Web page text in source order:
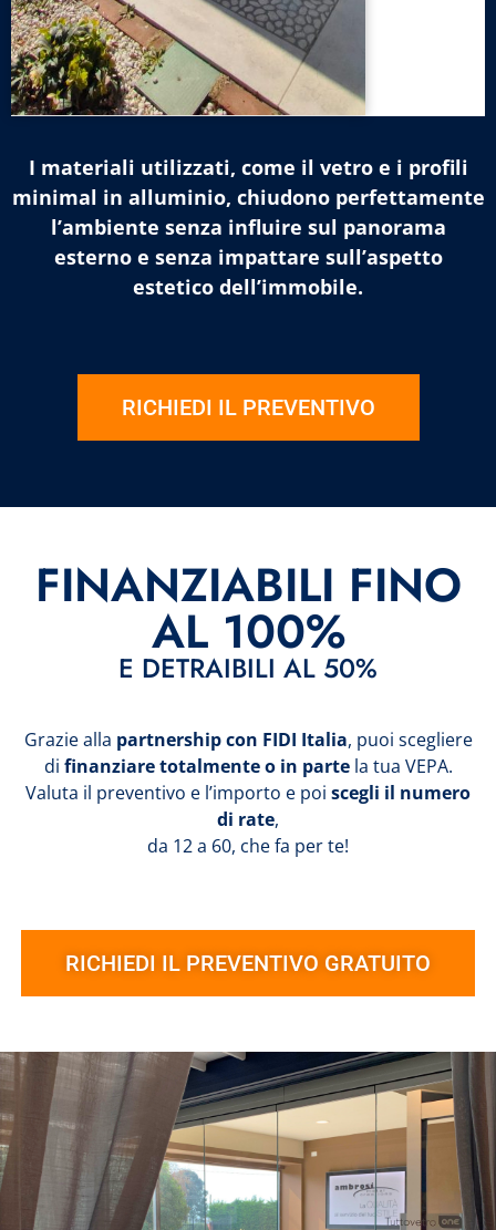
I materiali utilizzati, come il vetro e i profili
minimal in alluminio, chiudono perfettamente
l’ambiente senza influire sul panorama
esterno e senza impattare sull’aspetto
estetico dell’immobile.
RICHIEDI IL PREVENTIVO
FINANZIABILI FINO
AL 100%
E DETRAIBILI AL 50%
Grazie alla partnership con FIDI Italia, puoi scegliere
di finanziare totalmente o in partela tua VEPA.
Valuta il preventivo e l’importo e poi scegli il numero
di rate,
da 12 a 60, che fa per te!
RICHIEDI IL PREVENTIVO GRATUITO